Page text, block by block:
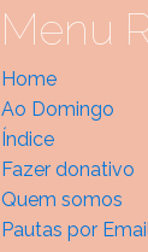
Menu
Home
Ao Domingo
Índice
Fazer donativo
Quem somos
Pautas por